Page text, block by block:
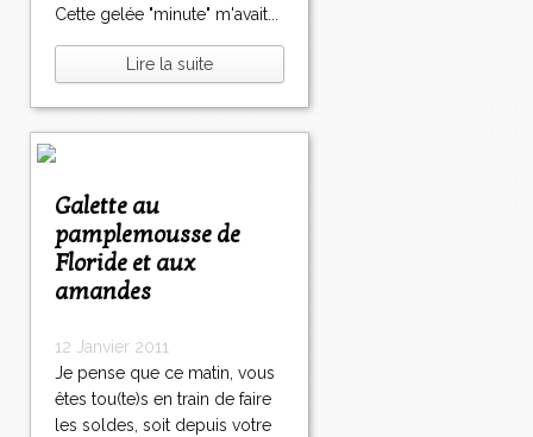
Cette gelée "minute" m'avait...
Lire la suite
Galette au
pamplemousse de
Floride et aux
amandes
12 Janvier 2011
Je pense que ce matin, vous
êtes tou(te)s en train de faire
les soldes, soit depuis votre